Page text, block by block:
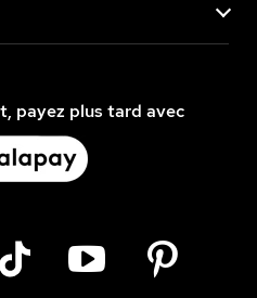
payez plus tard avec